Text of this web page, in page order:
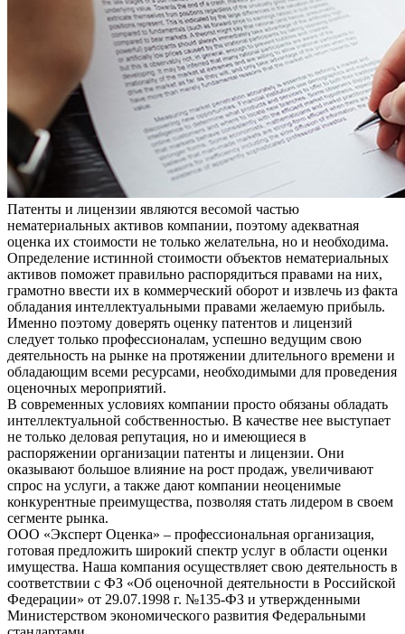
Патенты и лицензии являются весомой частью
нематериальных активов компании, поэтому адекватная
оценка их стоимости не только желательна, но и необходима.
Определение истинной стоимости объектов нематериальных
активов поможет правильно распорядиться правами на них,
грамотно ввести их в коммерческий оборот и извлечь из факта
обладания интеллектуальными правами желаемую прибыль.
Именно поэтому доверять оценку патентов и лицензий
следует только профессионалам, успешно ведущим свою
деятельность на рынке на протяжении длительного времени и
обладающим всеми ресурсами, необходимыми для проведения
оценочных мероприятий.
В современных условиях компании просто обязаны обладать
интеллектуальной собственностью. В качестве нее выступает
не только деловая репутация, но и имеющиеся в
распоряжении организации патенты и лицензии. Они
оказывают большое влияние на рост продаж, увеличивают
спрос на услуги, а также дают компании неоценимые
конкурентные преимущества, позволяя стать лидером в своем
сегменте рынка.
ООО «Эксперт Оценка» – профессиональная организация,
готовая предложить широкий спектр услуг в области оценки
имущества. Наша компания осуществляет свою деятельность в
соответствии с ФЗ «Об оценочной деятельности в Российской
Федерации» от 29.07.1998 г. №135-ФЗ и утвержденными
Министерством экономического развития Федеральными